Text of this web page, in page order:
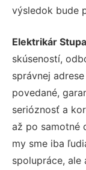
výsledok bude
Elektrikár
skúseností,
správnej
povedané,
serióznosť a
až po samotné
my sme iba
spolupráce, ale